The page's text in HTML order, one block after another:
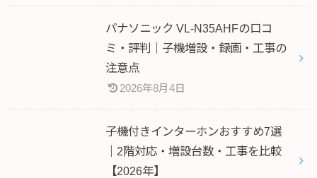
パナソニック VL-N35AHFの口コ
ミ・評判｜子機増設・録画・工事の
注意点
2026年8月4日
子機付きインターホンおすすめ7選
｜2階対応・増設台数・工事を比較
【2026年】